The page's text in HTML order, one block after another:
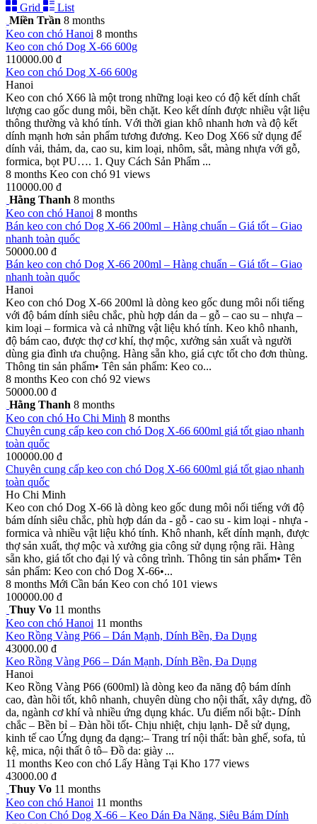
Grid
List
Miền Trần 8 months
Keo con chó Hanoi 8 months
Keo con chó Dog X-66 600g
110000.00 đ
Keo con chó Dog X-66 600g
Hanoi
Keo con chó X66 là một trong những loại keo có độ kết dính chất
lượng cao gốc dung môi, bền chặt. Keo kết dính được nhiều vật liệu
thông thường và khó tính. Với thời gian khô nhanh hơn và độ kết
dính mạnh hơn sản phẩm tương đương. Keo Dog X66 sử dụng để
dính vải, thảm, da, cao su, kim loại, nhôm, sắt, màng nhựa với gỗ,
formica, bọt PU…. 1. Quy Cách Sản Phẩm ...
8 months Keo con chó 91 views
110000.00 đ
Hằng Thanh 8 months
Keo con chó Hanoi 8 months
Bán keo con chó Dog X-66 200ml – Hàng chuẩn – Giá tốt – Giao
nhanh toàn quốc
50000.00 đ
Bán keo con chó Dog X-66 200ml – Hàng chuẩn – Giá tốt – Giao
nhanh toàn quốc
Hanoi
Keo con chó Dog X-66 200ml là dòng keo gốc dung môi nổi tiếng
với độ bám dính siêu chắc, phù hợp dán da – gỗ – cao su – nhựa –
kim loại – formica và cả những vật liệu khó tính. Keo khô nhanh,
độ bám cao, được thợ cơ khí, thợ mộc, xưởng sản xuất và người
dùng gia đình ưa chuộng. Hàng sẵn kho, giá cực tốt cho đơn thùng.
Thông tin sản phẩm• Tên sản phẩm: Keo co...
8 months Keo con chó 92 views
50000.00 đ
Hằng Thanh 8 months
Keo con chó Ho Chi Minh 8 months
Chuyên cung cấp keo con chó Dog X-66 600ml giá tốt giao nhanh
toàn quốc
100000.00 đ
Chuyên cung cấp keo con chó Dog X-66 600ml giá tốt giao nhanh
toàn quốc
Ho Chi Minh
Keo con chó Dog X-66 là dòng keo gốc dung môi nổi tiếng với độ
bám dính siêu chắc, phù hợp dán da - gỗ - cao su - kim loại - nhựa -
formica và nhiều vật liệu khó tính. Khô nhanh, kết dính mạnh, được
thợ sản xuất, thợ mộc và xưởng gia công sử dụng rộng rãi. Hàng
sẵn kho, giá tốt cho đại lý và công trình. Thông tin sản phẩm• Tên
sản phẩm: Keo con chó Dog X-66•...
8 months Mới Cần bán Keo con chó 101 views
100000.00 đ
Thuy Vo 11 months
Keo con chó Hanoi 11 months
Keo Rồng Vàng P66 – Dán Mạnh, Dính Bền, Đa Dụng
43000.00 đ
Keo Rồng Vàng P66 – Dán Mạnh, Dính Bền, Đa Dụng
Hanoi
Keo Rồng Vàng P66 (600ml) là dòng keo đa năng độ bám dính
cao, đàn hồi tốt, khô nhanh, chuyên dùng cho nội thất, xây dựng, đồ
da, ngành cơ khí và nhiều ứng dụng khác. Ưu điểm nổi bật:- Dính
chắc – Bền bỉ – Đàn hồi tốt- Chịu nhiệt, chịu lạnh- Dễ sử dụng,
kinh tế cao Ứng dụng đa dạng:– Trang trí nội thất: bàn ghế, sofa, tủ
kệ, mica, nội thất ô tô– Đồ da: giày ...
11 months Keo con chó Lấy Hàng Tại Kho 177 views
43000.00 đ
Thuy Vo 11 months
Keo con chó Hanoi 11 months
Keo Con Chó Dog X-66 – Keo Dán Đa Năng, Siêu Bám Dính